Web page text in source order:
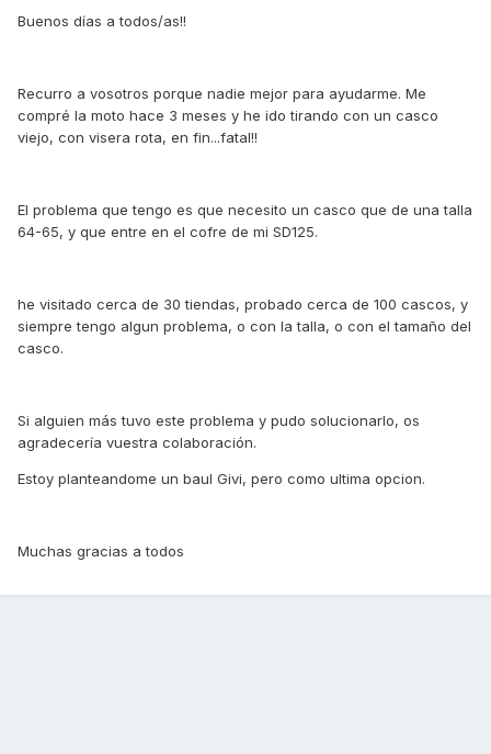
Buenos días a todos/as!!
Recurro a vosotros porque nadie mejor para ayudarme. Me
compré la moto hace 3 meses y he ido tirando con un casco
viejo, con visera rota, en fin...fatal!!
El problema que tengo es que necesito un casco que de una talla
64-65, y que entre en el cofre de mi SD125.
he visitado cerca de 30 tiendas, probado cerca de 100 cascos, y
siempre tengo algun problema, o con la talla, o con el tamaño del
casco.
Si alguien más tuvo este problema y pudo solucionarlo, os
agradecería vuestra colaboración.
Estoy planteandome un baul Givi, pero como ultima opcion.
Muchas gracias a todos